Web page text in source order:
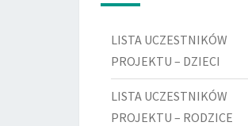
LISTA UCZESTNIKÓW
PROJEKTU – DZIECI
LISTA UCZESTNIKÓW
PROJEKTU – RODZICE